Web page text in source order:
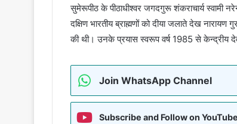
सुमेरूपीठ के पीठाधीश्वर जगदगुरू शंकराचार्य स्वामी
दक्षिण भारतीय ब्राह्मणों को दीया जलाते देख
की थी। उनके प्रयास स्वरूप वर्ष 1985 से केन्द्रीय
Join WhatsApp Channel
Subscribe and Follow on YouTube